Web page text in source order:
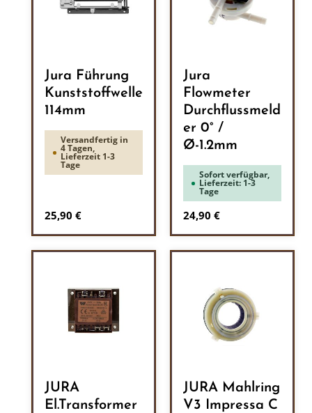
Jura Führung
Kunststoffwelle
114mm
Versandfertig in
4 Tagen,
Lieferzeit 1-3
Tage
Regulärer Preis:
25,90 €
Jura
Flowmeter
Durchflussmeld
er 0° /
Ø-1.2mm
Sofort verfügbar,
Lieferzeit: 1-3
Tage
Regulärer Preis:
24,90 €
JURA
El.Transformer
JURA Mahlring
V3 Impressa C